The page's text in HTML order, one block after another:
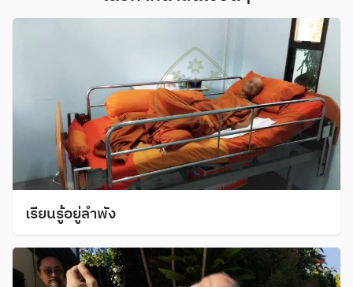
เรียนรู้อยู่ลำพัง